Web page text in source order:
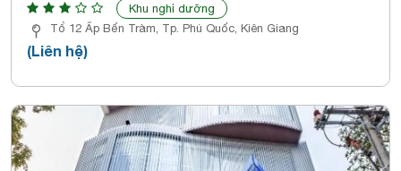
Khu nghỉ dưỡng
Tổ 12 Ấp Bến Tràm, Tp. Phú Quốc, Kiên Giang
(Liên hệ)